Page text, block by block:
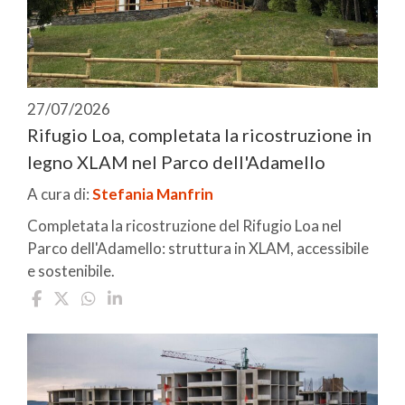
27/07/2026
Rifugio Loa, completata la ricostruzione in
legno XLAM nel Parco dell'Adamello
A cura di:Stefania Manfrin
Completata la ricostruzione del Rifugio Loa nel
Parco dell'Adamello: struttura in XLAM, accessibile
e sostenibile.